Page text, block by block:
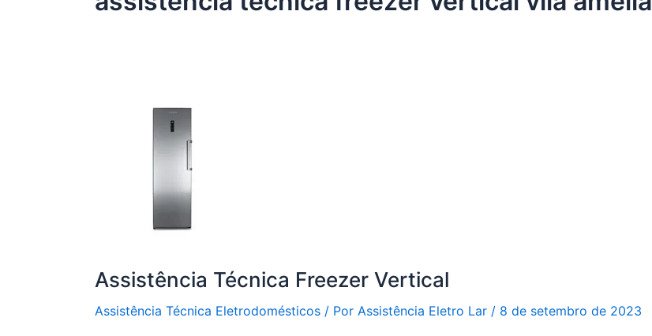
Assistência Técnica Freezer Vertical
Assistência Técnica Eletrodomésticos / Por Assistência Eletro Lar / 8 de setembro de 2023